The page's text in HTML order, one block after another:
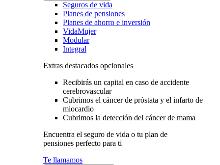
Seguros de vida
Planes de pensiones
Planes de ahorro e inversión
VidaMujer
Modular
Integral
Extras destacados opcionales
Recibirás un capital en caso de accidente
cerebrovascular
Cubrimos el cáncer de próstata y el infarto de
miocardio
Cubrimos la detección del cáncer de mama
Encuentra el seguro de vida o tu plan de
pensiones perfecto para ti
Te llamamos